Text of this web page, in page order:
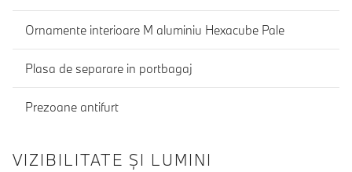
Ornamente interioare M aluminiu Hexacube Pale
Plasa de separare in portbagaj
Prezoane antifurt
VIZIBILITATE ȘI LUMINI